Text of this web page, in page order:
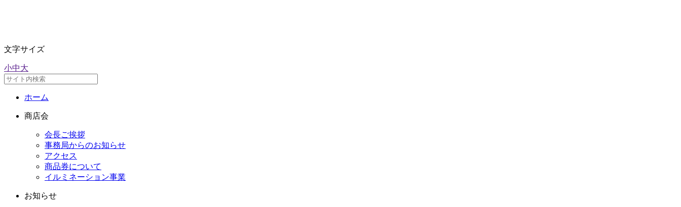
文字サイズ
小中大
ホーム
商店会
会長ご挨拶
事務局からのお知らせ
アクセス
商品券について
イルミネーション事業
お知らせ